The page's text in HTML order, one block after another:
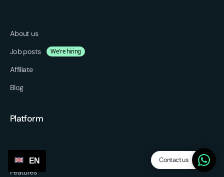
Contact us
About us
Job posts
We're hiring
Affiliate
Blog
Platform
Features
EN